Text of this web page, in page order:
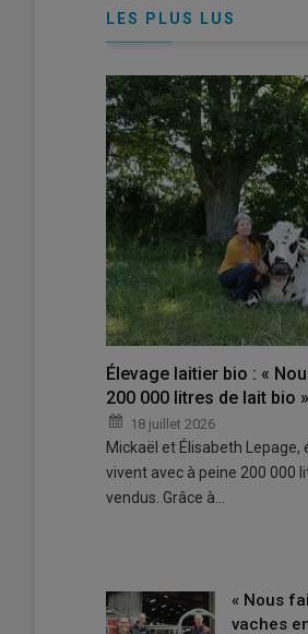
Ludovic André, éleveur. « Je
de l’astreinte du soir sur
© L. ANDRE
« Je suis installé sur une zone
compliqués d’un point de vue
Ludovic André, installé
Lire aussi :42
LES PLUS LUS
Élevage laitier bio : «
200 000 litres de lait bio
18 juillet 2026
Mickaël et Élisabeth Lepage,
vivent avec à peine 200 000
vendus. Grâce à…
« Nous
vaches